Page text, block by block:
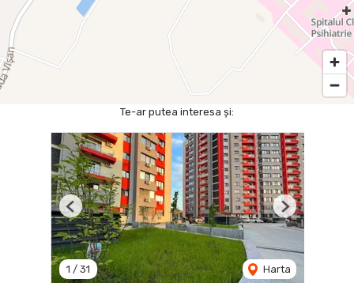
Te-ar putea interesa și:
1 / 31 Harta
Previous Next